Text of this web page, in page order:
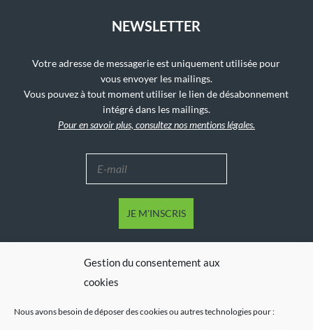
Gestion du consentement aux
cookies
Nous avons besoin de déposer des cookies ou autres technologies pour :
NEWSLETTER
Votre adresse de messagerie est uniquement utilisée pour
vous envoyer les mailings.
Vous pouvez à tout moment utiliser le lien de désabonnement
intégré dans les mailings.
Pour en savoir plus, consultez nos mentions légales.